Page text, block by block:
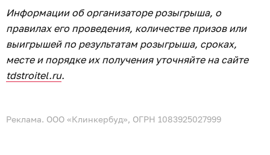
Информации об организаторе розыгрыша, о
правилах его проведения, количестве призов или
выигрышей по результатам розыгрыша, сроках,
месте и порядке их получения уточняйте на сайте
tdstroitel.ru.
Реклама. ООО «Клинкербуд», ОГРН 1083925027999